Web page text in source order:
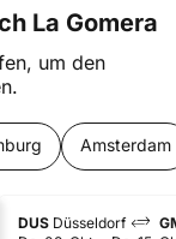
La Gomera
um den
Amsterdam
DUS Düsseldorf